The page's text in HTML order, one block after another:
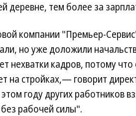
деревне, тем более за
компании "Премьер-
но уже доложили
нехватки кадров, потому
на стройках,— говорит
году других работников
рабочей силы".